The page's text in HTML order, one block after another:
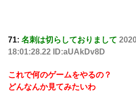
71: 名刺は切らしておりまして
18:01:28.22 ID:aUAkDv8D
これで何のゲームをやるの？
どんなんか見てみたいわ